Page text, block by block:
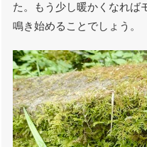
た。もう少し暖かくなれば
鳴き始めることでしょう。